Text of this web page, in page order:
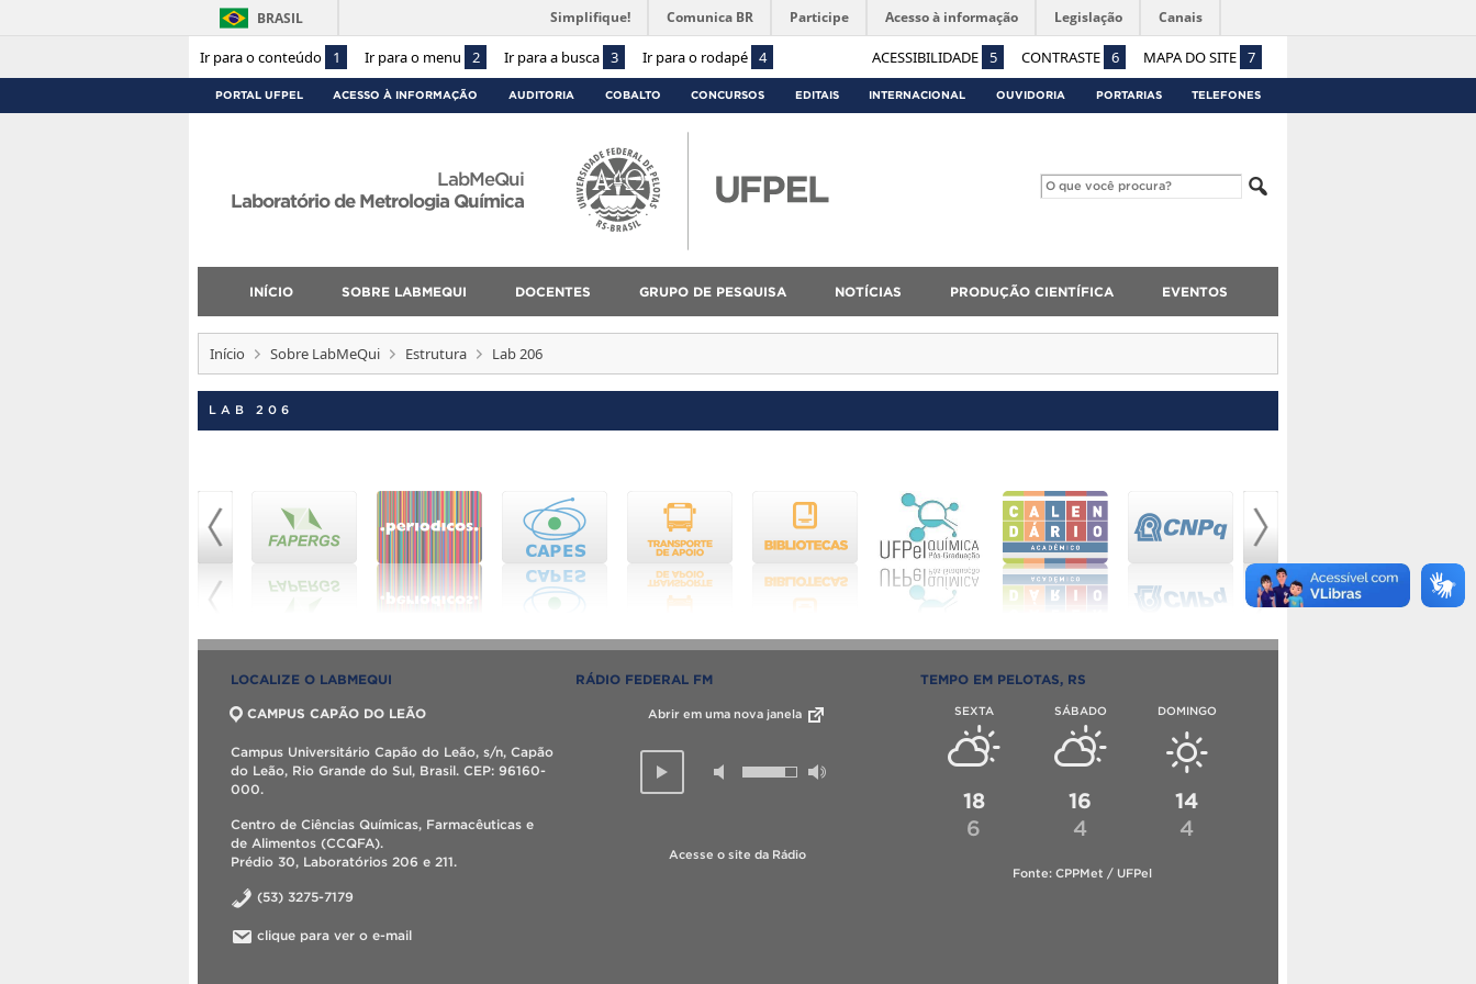
Ir para o conteúdo 1 Ir para o menu 2 Ir para a busca 3 Ir para o rodapé 4 ACESSIBILIDADE 5 CONTRASTE 6 MAPA DO SITE 7
BRASIL Simplifique! Comunica BR Participe Acesso à informação Legislação Canais
PORTAL UFPEL ACESSO À INFORMAÇÃO AUDITORIA COBALTO CONCURSOS EDITAIS INTERNACIONAL OUVIDORIA PORTARIAS TELEFONES
LabMeQui
Laboratório de Metrologia Química
INÍCIO SOBRE LABMEQUI DOCENTES GRUPO DE PESQUISA NOTÍCIAS PRODUÇÃO CIENTÍFICA EVENTOS
Início Sobre LabMeQui Estrutura Lab 206
LAB 206
LOCALIZE O LABMEQUI
CAMPUS CAPÃO DO LEÃO
Campus Universitário Capão do Leão, s/n, Capão
do Leão, Rio Grande do Sul, Brasil. CEP: 96160-
000.
Centro de Ciências Químicas, Farmacêuticas e
de Alimentos (CCQFA).
Prédio 30, Laboratórios 206 e 211.
(53) 3275-7179
clique para ver o e-mail
RÁDIO FEDERAL FM
Abrir em uma nova janela
Acesse o site da Rádio
TEMPO EM PELOTAS, RS
SEXTA
18
6
SÁBADO
16
4
DOMINGO
14
4
Fonte: CPPMet / UFPel